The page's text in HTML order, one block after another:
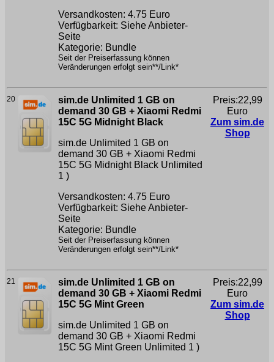
Versandkosten: 4.75 Euro
Verfügbarkeit: Siehe Anbieter-
Seite
Kategorie: Bundle
Seit der Preiserfassung können
Veränderungen erfolgt sein**/Link*
20
sim.de Unlimited 1 GB on
demand 30 GB + Xiaomi Redmi
15C 5G Midnight Black
sim.de Unlimited 1 GB on
demand 30 GB + Xiaomi Redmi
15C 5G Midnight Black Unlimited
1 )
Versandkosten: 4.75 Euro
Verfügbarkeit: Siehe Anbieter-
Seite
Kategorie: Bundle
Seit der Preiserfassung können
Veränderungen erfolgt sein**/Link*
Preis:22,99
Euro
Zum sim.de
Shop
21
sim.de Unlimited 1 GB on
demand 30 GB + Xiaomi Redmi
15C 5G Mint Green
sim.de Unlimited 1 GB on
demand 30 GB + Xiaomi Redmi
15C 5G Mint Green Unlimited 1 )
Preis:22,99
Euro
Zum sim.de
Shop